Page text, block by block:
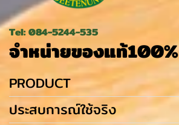
Tel: 084-5244-535
จำหน่ายของแท้100%
PRODUCT
ประสบการณ์ใช้จริง